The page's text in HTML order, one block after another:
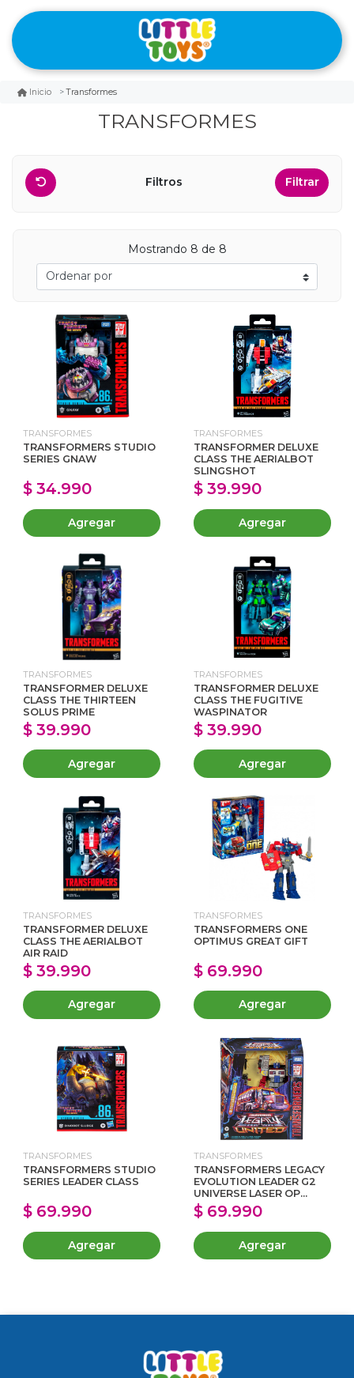
Inicio Transformes
TRANSFORMES
Filtros Filtrar
Mostrando 8 de 8
TRANSFORMES
TRANSFORMERS STUDIO
SERIES GNAW
$ 34.990
Agregar
TRANSFORMES
TRANSFORMER DELUXE
CLASS THE AERIALBOT
SLINGSHOT
$ 39.990
Agregar
TRANSFORMES
TRANSFORMER DELUXE
CLASS THE THIRTEEN
SOLUS PRIME
$ 39.990
Agregar
TRANSFORMES
TRANSFORMER DELUXE
CLASS THE FUGITIVE
WASPINATOR
$ 39.990
Agregar
TRANSFORMES
TRANSFORMER DELUXE
CLASS THE AERIALBOT
AIR RAID
$ 39.990
Agregar
TRANSFORMES
TRANSFORMERS ONE
OPTIMUS GREAT GIFT
$ 69.990
Agregar
TRANSFORMES
TRANSFORMERS STUDIO
SERIES LEADER CLASS
$ 69.990
Agregar
TRANSFORMES
TRANSFORMERS LEGACY
EVOLUTION LEADER G2
UNIVERSE LASER OP...
$ 69.990
Agregar